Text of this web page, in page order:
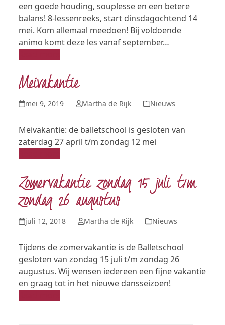
een goede houding, souplesse en een betere
balans! 8-lessenreeks, start dinsdagochtend 14
mei. Kom allemaal meedoen! Bij voldoende
animo komt deze les vanaf september…
Meivakantie
mei 9, 2019 Martha de Rijk Nieuws
Meivakantie: de balletschool is gesloten van
zaterdag 27 april t/m zondag 12 mei
Zomervakantie zondag 15 juli t/m
zondag 26 augustus
juli 12, 2018 Martha de Rijk Nieuws
Tijdens de zomervakantie is de Balletschool
gesloten van zondag 15 juli t/m zondag 26
augustus. Wij wensen iedereen een fijne vakantie
en graag tot in het nieuwe dansseizoen!